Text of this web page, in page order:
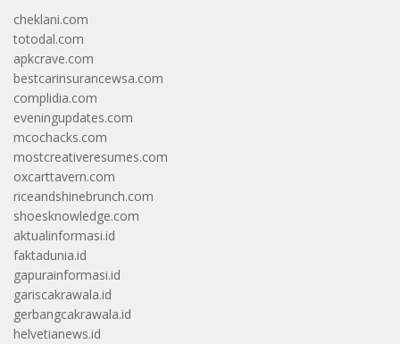
cheklani.com
totodal.com
apkcrave.com
bestcarinsurancewsa.com
complidia.com
eveningupdates.com
mcochacks.com
mostcreativeresumes.com
oxcarttavern.com
riceandshinebrunch.com
shoesknowledge.com
aktualinformasi.id
faktadunia.id
gapurainformasi.id
gariscakrawala.id
gerbangcakrawala.id
helvetianews.id